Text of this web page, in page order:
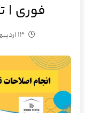
فوری |
۱۳ اردیبهشت ۱۴۰۴